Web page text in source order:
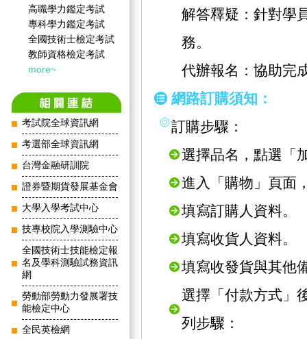
高職學力鑑定考試
專科學力鑑定考試
全國技術士檢定考試
教師資格檢定考試
more~
考試院全球資訊網
考選部全球資訊網
台灣金融研訓院
證券暨期貨發展基金會
大學入學考試中心
技專校院入學測驗中心
全國技術士技能檢定報
名及學科測驗試務資訊
網
勞動部勞動力發展署技
能檢定中心
全民英檢網
解答釋疑：針對學
務。
代辦報名：協助完
網路訂購須知：
訂購步驟：
選擇品名，點選「
進入「購物」頁面
填寫訂購人資料。
填寫收貨人資料。
填寫收發貨與其他
選擇「付款方式」
列步驟：